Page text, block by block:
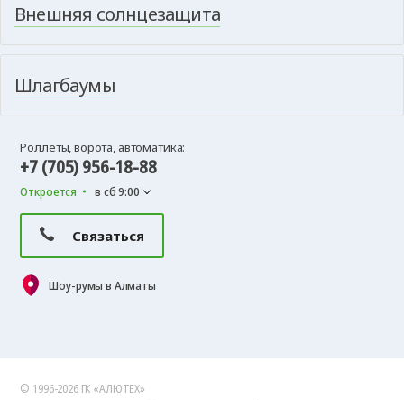
Внешняя солнцезащита
Шлагбаумы
Роллеты, ворота, автоматика:
+7 (705) 956-18-88
Откроется в сб 9:00
Связаться
Шоу-румы в Алматы
© 1996-2026 ГК «АЛЮТЕХ»